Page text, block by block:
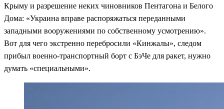
Крыму и разрешение неких чиновников Пентагона и Белого
Дома: «Украина вправе распоряжаться переданными
западными вооружениями по собственному усмотрению».
Вот для чего экстренно перебросили «Кинжалы», следом
прибыл военно-транспортный борт с БэЧе для ракет, нужно
думать «специальными».